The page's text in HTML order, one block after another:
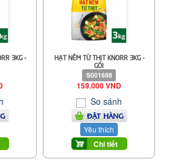
3KG -
HẠT NÊM TỪ THỊT KNORR 3KG -
GÓI
S001698
159.000 VND
So sánh
ĐẶT HÀNG
Yêu thích
Chi tiết